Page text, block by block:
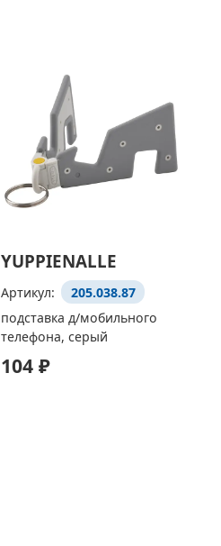
YUPPIENALLE
Артикул:
205.038.87
подставка д/мобильного
телефона, серый
104 ₽